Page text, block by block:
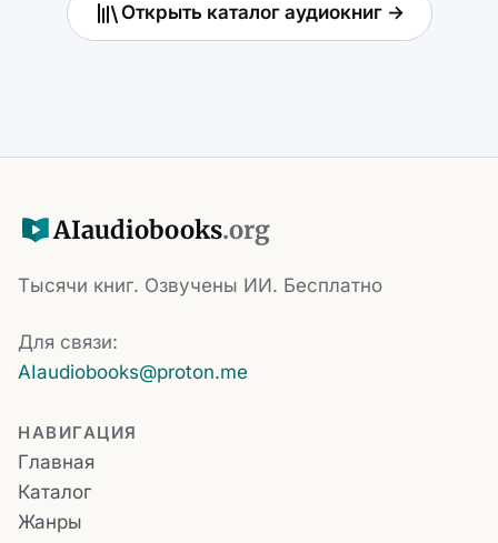
Открыть каталог аудиокниг →
AIaudiobooks.org
Тысячи книг. Озвучены ИИ. Бесплатно
Для связи:
AIaudiobooks@proton.me
НАВИГАЦИЯ
Главная
Каталог
Жанры